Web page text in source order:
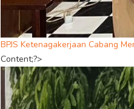
BPJS Ketenagakerjaan Cabang
Content;?>